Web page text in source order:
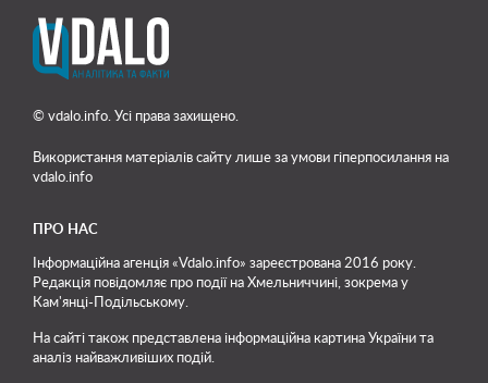
© vdalo.info. Усі права захищено.
Використання матеріалів сайту лише за умови гіперпосилання на
vdalo.info
ПРО НАС
Інформаційна агенція «Vdalo.info» зареєстрована 2016 року.
Редакція повідомляє про події на Хмельниччині, зокрема у
Кам'янці-Подільському.
На сайті також представлена інформаційна картина України та
аналіз найважливіших подій.